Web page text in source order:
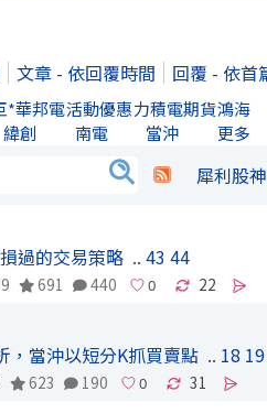
文章 - 依回覆時間 回覆 - 依首
*華邦電活動優惠力積電期貨鴻海
緯創 南電 當沖 更多
犀利股
過的交易策略 ..43 44
691 440 22
，當沖以短分K抓買賣點 .. 18 19
623 190 31